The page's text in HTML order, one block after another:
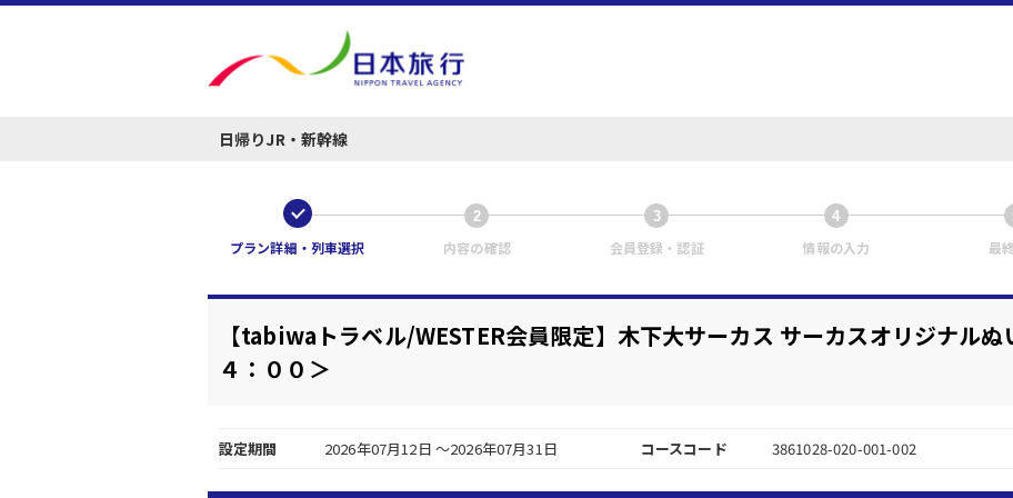
日帰りJR・新幹線
1
プラン詳細・列車選択
2
内容の確認
3
会員登録・認証
4
情報の入力 最
【tabiwaトラベル/WESTER会員限定】木下大サーカス サーカスオリジナル
４：００＞
設定期間 2026年07月12日 ～2026年07月31日 コースコード 3861028-020-001-002